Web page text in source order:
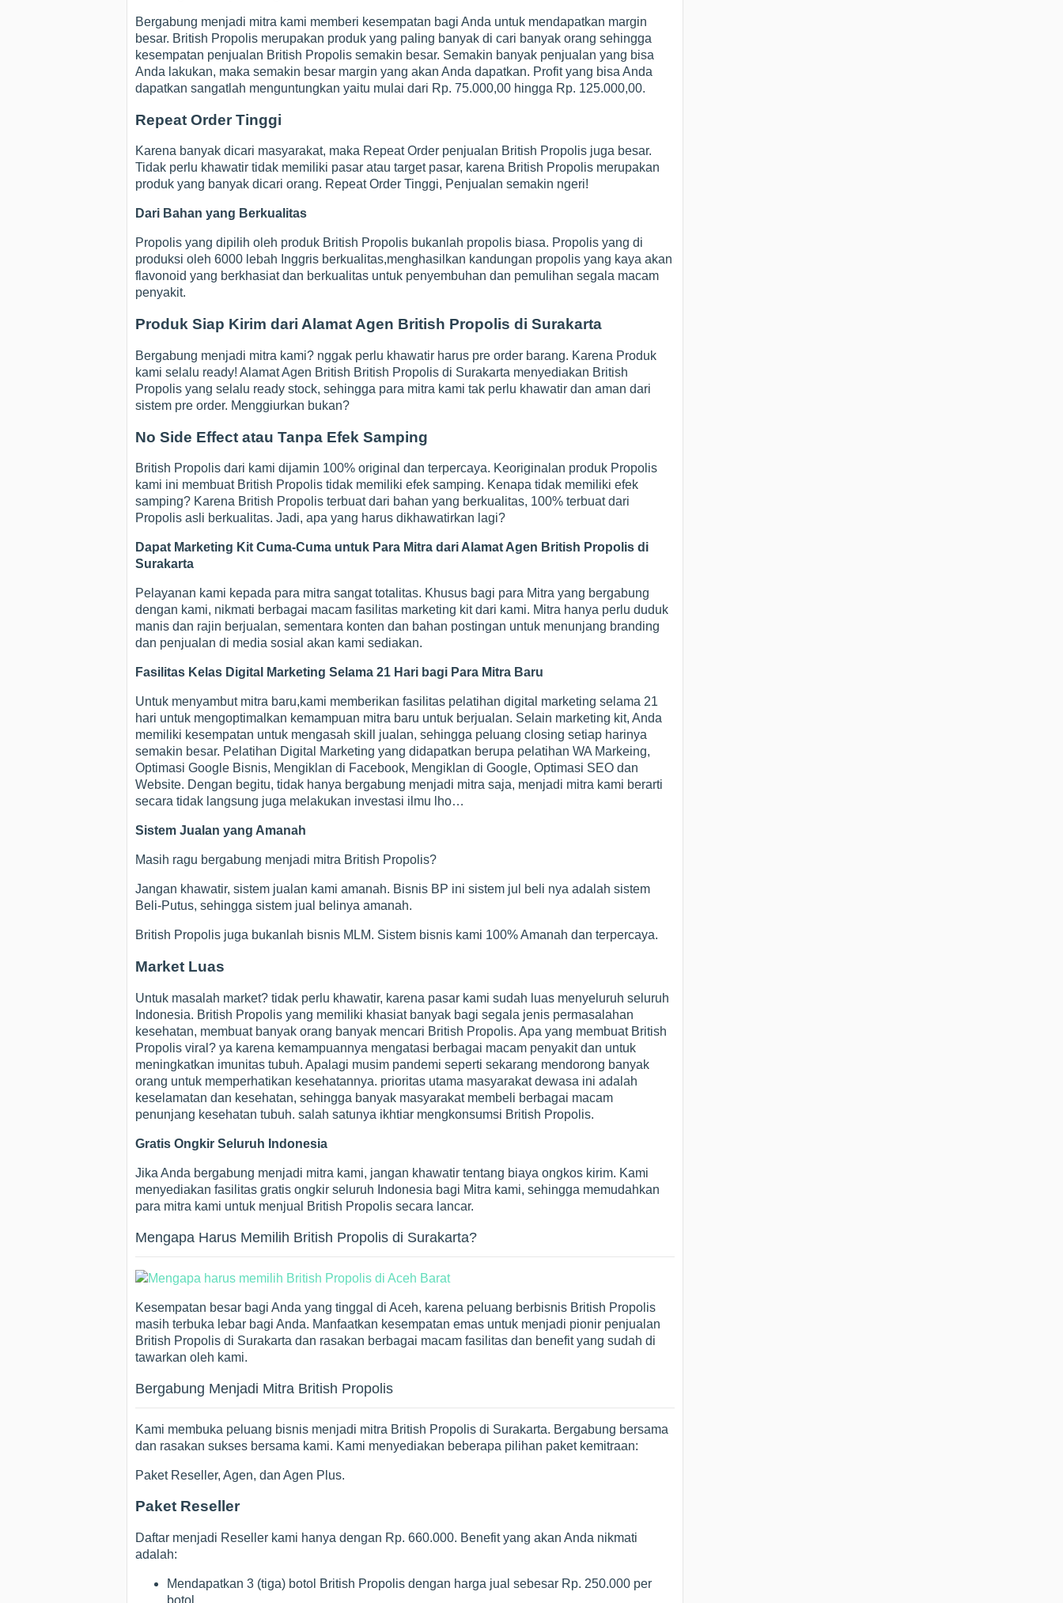
Bergabung menjadi mitra kami memberi kesempatan bagi Anda untuk mendapatkan margin
besar. British Propolis merupakan produk yang paling banyak di cari banyak orang sehingga
kesempatan penjualan British Propolis semakin besar. Semakin banyak penjualan yang bisa
Anda lakukan, maka semakin besar margin yang akan Anda dapatkan. Profit yang bisa Anda
dapatkan sangatlah menguntungkan yaitu mulai dari Rp. 75.000,00 hingga Rp. 125.000,00.
Repeat Order Tinggi
Karena banyak dicari masyarakat, maka Repeat Order penjualan British Propolis juga besar.
Tidak perlu khawatir tidak memiliki pasar atau target pasar, karena British Propolis merupakan
produk yang banyak dicari orang. Repeat Order Tinggi, Penjualan semakin ngeri!
Dari Bahan yang Berkualitas
Propolis yang dipilih oleh produk British Propolis bukanlah propolis biasa. Propolis yang di
produksi oleh 6000 lebah Inggris berkualitas,menghasilkan kandungan propolis yang kaya akan
flavonoid yang berkhasiat dan berkualitas untuk penyembuhan dan pemulihan segala macam
penyakit.
Produk Siap Kirim dari Alamat Agen British Propolis di Surakarta
Bergabung menjadi mitra kami? nggak perlu khawatir harus pre order barang. Karena Produk
kami selalu ready! Alamat Agen British British Propolis di Surakarta menyediakan British
Propolis yang selalu ready stock, sehingga para mitra kami tak perlu khawatir dan aman dari
sistem pre order. Menggiurkan bukan?
No Side Effect atau Tanpa Efek Samping
British Propolis dari kami dijamin 100% original dan terpercaya. Keoriginalan produk Propolis
kami ini membuat British Propolis tidak memiliki efek samping. Kenapa tidak memiliki efek
samping? Karena British Propolis terbuat dari bahan yang berkualitas, 100% terbuat dari
Propolis asli berkualitas. Jadi, apa yang harus dikhawatirkan lagi?
Dapat Marketing Kit Cuma-Cuma untuk Para Mitra dari Alamat Agen British Propolis di
Surakarta
Pelayanan kami kepada para mitra sangat totalitas. Khusus bagi para Mitra yang bergabung
dengan kami, nikmati berbagai macam fasilitas marketing kit dari kami. Mitra hanya perlu duduk
manis dan rajin berjualan, sementara konten dan bahan postingan untuk menunjang branding
dan penjualan di media sosial akan kami sediakan.
Fasilitas Kelas Digital Marketing Selama 21 Hari bagi Para Mitra Baru
Untuk menyambut mitra baru,kami memberikan fasilitas pelatihan digital marketing selama 21
hari untuk mengoptimalkan kemampuan mitra baru untuk berjualan. Selain marketing kit, Anda
memiliki kesempatan untuk mengasah skill jualan, sehingga peluang closing setiap harinya
semakin besar. Pelatihan Digital Marketing yang didapatkan berupa pelatihan WA Markeing,
Optimasi Google Bisnis, Mengiklan di Facebook, Mengiklan di Google, Optimasi SEO dan
Website. Dengan begitu, tidak hanya bergabung menjadi mitra saja, menjadi mitra kami berarti
secara tidak langsung juga melakukan investasi ilmu lho…
Sistem Jualan yang Amanah
Masih ragu bergabung menjadi mitra British Propolis?
Jangan khawatir, sistem jualan kami amanah. Bisnis BP ini sistem jul beli nya adalah sistem
Beli-Putus, sehingga sistem jual belinya amanah.
British Propolis juga bukanlah bisnis MLM. Sistem bisnis kami 100% Amanah dan terpercaya.
Market Luas
Untuk masalah market? tidak perlu khawatir, karena pasar kami sudah luas menyeluruh seluruh
Indonesia. British Propolis yang memiliki khasiat banyak bagi segala jenis permasalahan
kesehatan, membuat banyak orang banyak mencari British Propolis. Apa yang membuat British
Propolis viral? ya karena kemampuannya mengatasi berbagai macam penyakit dan untuk
meningkatkan imunitas tubuh. Apalagi musim pandemi seperti sekarang mendorong banyak
orang untuk memperhatikan kesehatannya. prioritas utama masyarakat dewasa ini adalah
keselamatan dan kesehatan, sehingga banyak masyarakat membeli berbagai macam
penunjang kesehatan tubuh. salah satunya ikhtiar mengkonsumsi British Propolis.
Gratis Ongkir Seluruh Indonesia
Jika Anda bergabung menjadi mitra kami, jangan khawatir tentang biaya ongkos kirim. Kami
menyediakan fasilitas gratis ongkir seluruh Indonesia bagi Mitra kami, sehingga memudahkan
para mitra kami untuk menjual British Propolis secara lancar.
Mengapa Harus Memilih British Propolis di Surakarta?
Kesempatan besar bagi Anda yang tinggal di Aceh, karena peluang berbisnis British Propolis
masih terbuka lebar bagi Anda. Manfaatkan kesempatan emas untuk menjadi pionir penjualan
British Propolis di Surakarta dan rasakan berbagai macam fasilitas dan benefit yang sudah di
tawarkan oleh kami.
Bergabung Menjadi Mitra British Propolis
Kami membuka peluang bisnis menjadi mitra British Propolis di Surakarta. Bergabung bersama
dan rasakan sukses bersama kami. Kami menyediakan beberapa pilihan paket kemitraan:
Paket Reseller, Agen, dan Agen Plus.
Paket Reseller
Daftar menjadi Reseller kami hanya dengan Rp. 660.000. Benefit yang akan Anda nikmati
adalah:
Mendapatkan 3 (tiga) botol British Propolis dengan harga jual sebesar Rp. 250.000 per